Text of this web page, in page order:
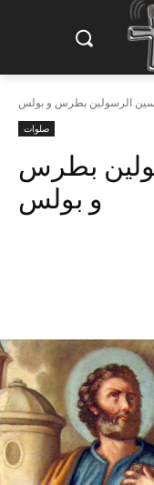
الرسولين بطرس و بولس
صلوات
بطرس
و بولس